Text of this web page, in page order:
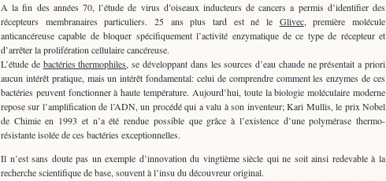
A la fin des années 70, l’étude de virus d’oiseaux inducteurs de cancers a permis d’identifier des
récepteurs membranaires particuliers. 25 ans plus tard est né le Glivec, première molécule
anticancéreuse capable de bloquer spécifiquement l’activité enzymatique de ce type de récepteur et
d’arrêter la prolifération cellulaire cancéreuse.
L’étude de bactéries thermophiles, se développant dans les sources d’eau chaude ne présentait a priori
aucun intérêt pratique, mais un intérêt fondamental: celui de comprendre comment les enzymes de ces
bactéries peuvent fonctionner à haute température. Aujourd’hui, toute la biologie moléculaire moderne
repose sur l’amplification de l’ADN, un procédé qui a valu à son inventeur; Kari Mullis, le prix Nobel
de Chimie en 1993 et n’a été rendue possible que grâce à l’existence d’une polymérase thermo-
résistante isolée de ces bactéries exceptionnelles.
Il n’est sans doute pas un exemple d’innovation du vingtième siècle qui ne soit ainsi redevable à la
recherche scientifique de base, souvent à l’insu du découvreur original.